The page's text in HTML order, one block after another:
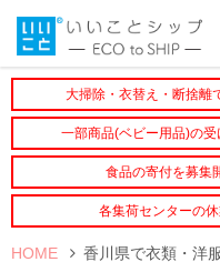
大掃除・衣替え・断捨離
一部商品(ベビー用品)の
食品の寄付を募集
各集荷センターの
HOME 香川県で衣類・洋